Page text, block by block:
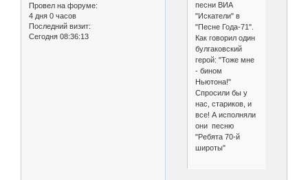
Провел на форуме:
4 дня 0 часов
Последний визит:
Сегодня 08:36:13
песни ВИА
"Искатели" в
"Песне Года-71".
Как говорил один
булгаковский
герой: "Тоже мне
- бином
Ньютона!"
Спросили бы у
нас, стариков, и
все! А исполняли
они песню
"Ребята 70-й
широты"